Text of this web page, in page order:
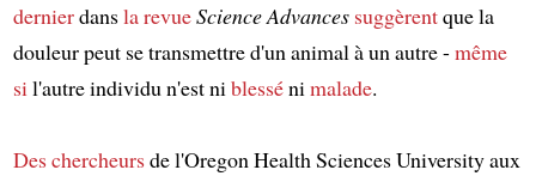
dernierdansla revueScience Advances suggèrentque la
douleur peut se transmettre d'un animal à un autre - même
sil'autre individu n'est niblessénimalade.
Des chercheursde l'Oregon Health Sciences University aux